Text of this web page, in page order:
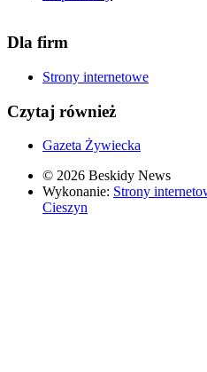
Dla firm
Strony internetowe
Czytaj również
Gazeta Żywiecka
© 2026 Beskidy News
Wykonanie: Strony
Cieszyn